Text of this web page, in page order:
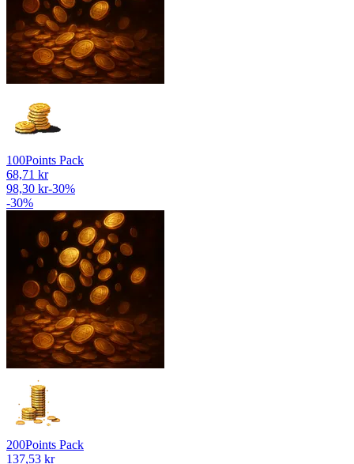
100Points Pack
68,71 kr
98,30 kr-30%
-30%
200Points Pack
137,53 kr